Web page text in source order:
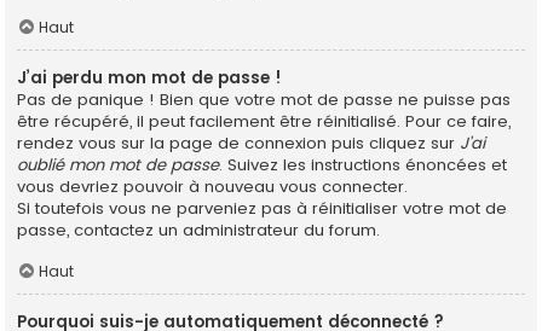
Haut
J’ai perdu mon mot de passe !
Pas de panique ! Bien que votre mot de passe ne puisse pas
être récupéré, il peut facilement être réinitialisé. Pour ce faire,
rendez vous sur la page de connexion puis cliquez sur J’ai
oublié mon mot de passe. Suivez les instructions énoncées et
vous devriez pouvoir à nouveau vous connecter.
Si toutefois vous ne parveniez pas à réinitialiser votre mot de
passe, contactez un administrateur du forum.
Haut
Pourquoi suis-je automatiquement déconnecté ?